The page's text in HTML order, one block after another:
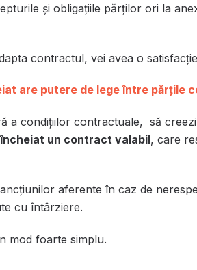
și obligațiile părților ori la
contractul, vei avea o
are putere de lege între părţile
a condițiilor contractuale, să creezi
un contract valabil, care
aferente în caz de
cu întârziere.
mod foarte simplu.